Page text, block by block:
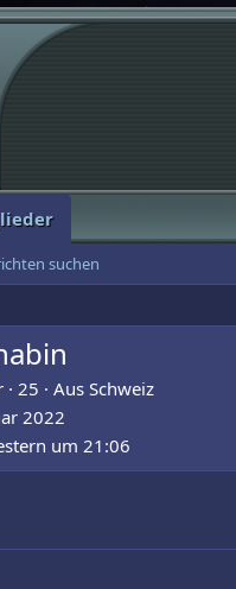
suchen
· 25 · Aus Schweiz
2022
um 21:06